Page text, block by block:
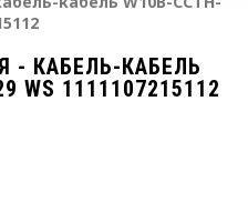
- КАБЕЛЬ-КАБЕЛЬ
WS 1111107215112